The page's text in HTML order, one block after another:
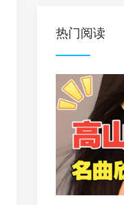
热门阅读